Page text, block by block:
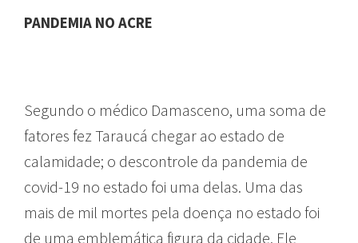
PANDEMIA NO ACRE
Segundo o médico Damasceno, uma soma de
fatores fez Taraucá chegar ao estado de
calamidade; o descontrole da pandemia de
covid-19 no estado foi uma delas. Uma das
mais de mil mortes pela doença no estado foi
de uma emblemática figura da cidade. Ele